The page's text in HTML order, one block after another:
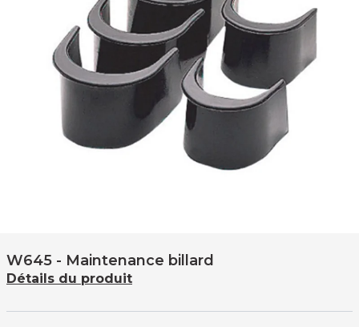
W645 - Maintenance billard
Détails du produit